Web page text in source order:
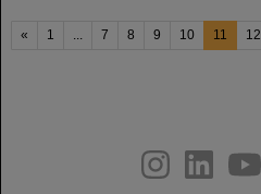
« 1 ... 7 8 9 10 11 12
youtubehelmholtz.socialfacebook